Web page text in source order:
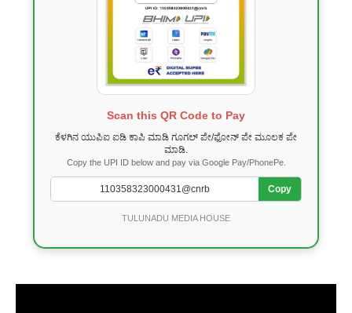
Scan this QR Code to Pay
ಕೆಳಗಿನ ಯುಪಿಐ ಐಡಿ ಕಾಪಿ ಮಾಡಿ ಗೂಗಲ್ ಪೇ/ಫೋನ್ ಪೇ ಮೂಲಕ ಪೇ
ಮಾಡಿ.
Copy the UPI ID below and pay via Google Pay/PhonePe.
Copy
TULUNADU MEDIA HOUSE